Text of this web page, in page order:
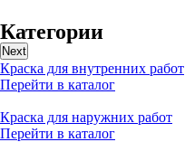
Next
Категории
Краска для внутренних работ
Перейти в каталог
Краска для наружних работ
Перейти в каталог